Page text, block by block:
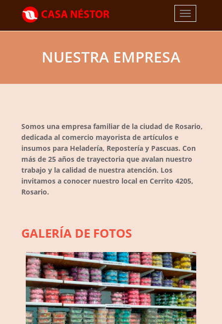
NUESTRA EMPRESA
Somos una empresa familiar de la ciudad de Rosario,
dedicada al comercio mayorista de artículos e
insumos para Heladería, Repostería y Pascuas. Con
más de 25 años de trayectoria que avalan nuestro
trabajo y la calidad de nuestra atención. Los
invitamos a conocer nuestro local en Cerrito 4205,
Rosario.
GALERÍA DE FOTOS